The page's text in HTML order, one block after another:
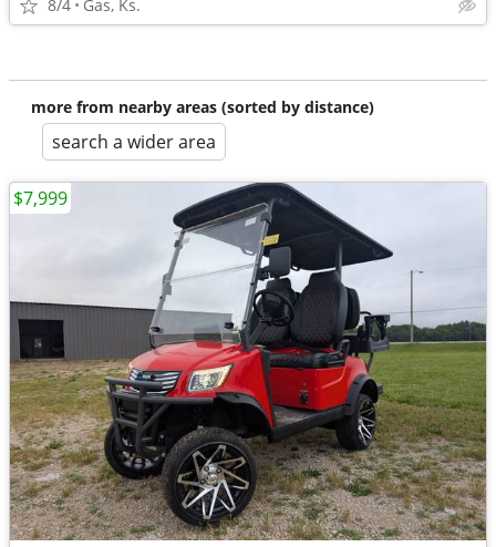
8/4 Gas, Ks.
more from nearby areas (sorted by distance)
search a wider area
$7,999